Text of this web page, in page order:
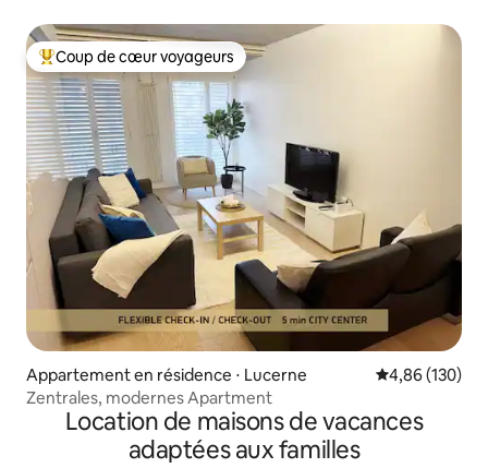
Coups de cœur voyageurs les plus appréciés
Coup de cœur voyageurs
Appartement en résidence ⋅ Lucerne Évaluation
4,86 (130)
Zentrales, modernes Apartment
Location de maisons de vacances
adaptées aux familles